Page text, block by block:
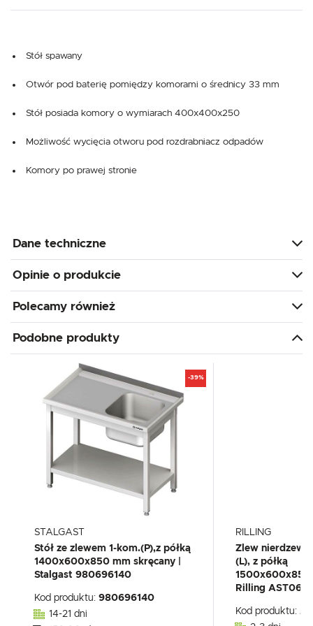
Stół spawany
Otwór pod baterię pomiędzy komorami o średnicy 33 mm
Stół posiada komory o wymiarach 400x400x250
Możliwość wycięcia otworu pod rozdrabniacz odpadów
Komory po prawej stronie
Dane techniczne
Opinie o produkcie
Polecamy również
Podobne produkty
-39%
STALGAST
Stół ze zlewem 1-kom.(P),z półką
1400x600x850 mm skręcany |
Stalgast 980696140
Kod produktu: 980696140
14-21 dni
RILLING
Zlew
(L), z półką
Rilling
Kod produktu: